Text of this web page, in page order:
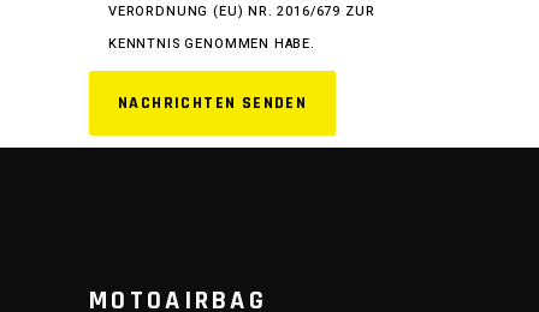
ERORDNUNG (EU) NR. 2016/679 ZUR K
ENNTNIS GENOMMEN HABE.
NACHRICHTEN SENDEN
MOTOAIRBAG